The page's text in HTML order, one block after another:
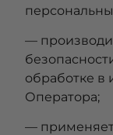
—
обработке
Оператора;
—